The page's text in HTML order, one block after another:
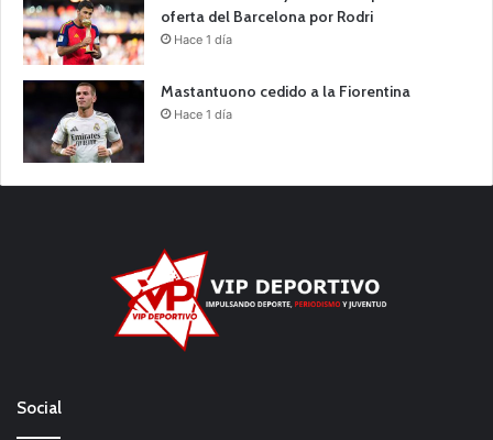
oferta del Barcelona por Rodri
Hace 1 día
Mastantuono cedido a la Fiorentina
Hace 1 día
Social